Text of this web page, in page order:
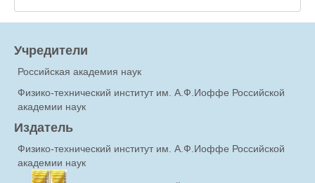
Учредители
Российская академия наук
Физико-технический институт им. А.Ф.Иоффе Российской
академии наук
Издатель
Физико-технический институт им. А.Ф.Иоффе Российской
академии наук